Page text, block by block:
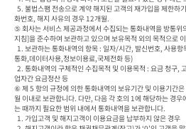
화번호, 해지 사유의 경우 12개월.
⑤ 회사는 서비스 제공과정에서 수집되는 통화내역을 방통
지침]을 준수하여 보관하고 있으며 보유목적 외의 목적으로
통화,데이터사용,정보이용료,국제전화 등)
업자간 요금정산 등
⑥ 제 5 항의 규정에 의한 통화내역의 보유기간 및 이용기간
월 이내로 보관합니다. 다만, 다음 각 호의 1에 해당하는 경
는 때까지 필요한 범위 내에서 통화내역을 보관합니다.